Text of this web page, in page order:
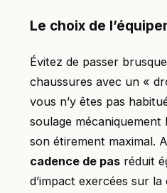
Le choix de
Évitez de passer
chaussures avec un «
vous n’y êtes pas
soulage
son étirement maximal.
cadence de pas réduit
d’impact exercées sur